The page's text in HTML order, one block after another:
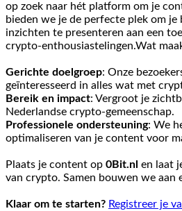
op zoek naar hét platform om je
bieden we je de perfecte plek om je
inzichten te presenteren aan een
crypto-enthousiastelingen.Wat
Gerichte doelgroep: Onze
geïnteresseerd in alles wat met
Bereik en impact: Vergroot je
Nederlandse crypto-gemeenschap.
Professionele ondersteuning: We
optimaliseren van je content voor
Plaats je content op 0Bit.nl en laat
van crypto. Samen bouwen we aan
Klaar om te starten? Registreer je